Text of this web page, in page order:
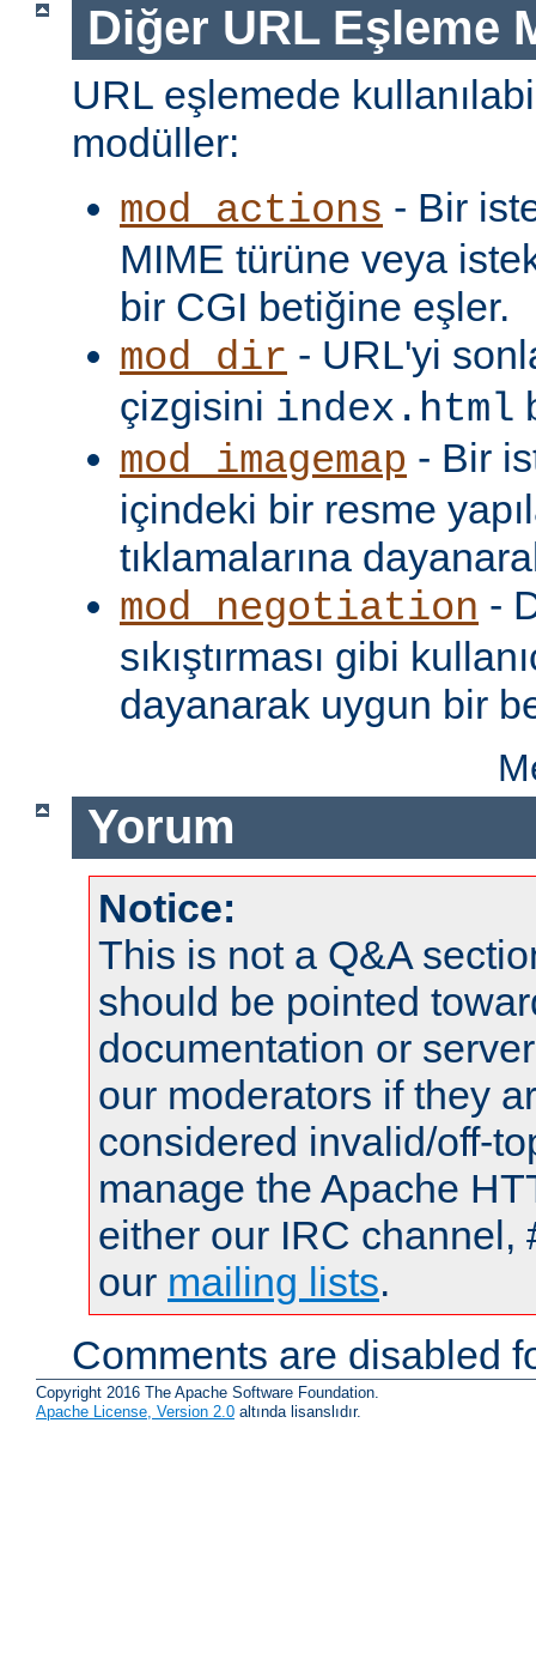
Diğer URL Eşleme
URL eşlemede
modüller:
mod_actions - Bir
MIME türüne veya
bir CGI betiğine eşler.
mod_dir - URL'yi
çizgisini index.html
mod_imagemap - Bir
içindeki bir resme
tıklamalarına
mod_negotiation -
sıkıştırması gibi
dayanarak uygun bir
Yorum
Notice:
This is not a Q&A
should be pointed
documentation or
our moderators if they
considered invalid/off-
manage the Apache
either our IRC channel,
our mailing lists.
Comments are disabled
Copyright 2016 The Apache Software Foundation.
Apache License, Version 2.0 altında lisanslıdır.